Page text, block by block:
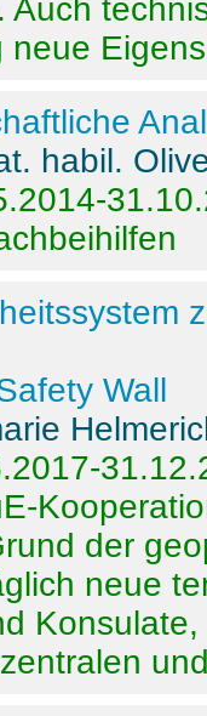
Auch
neue
habil.
Wall
der
neue